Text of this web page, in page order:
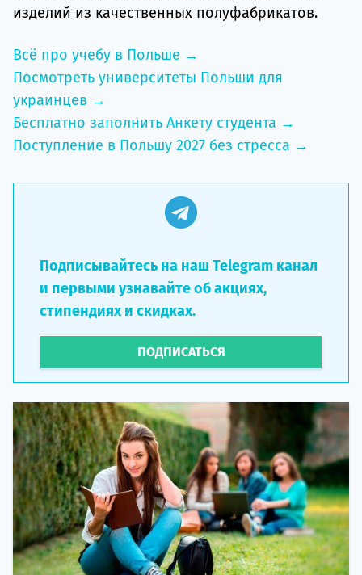
изделий из качественных полуфабрикатов.
Всё про учебу в Польше →
Посмотреть университеты Польши для
украинцев →
Бесплатно заполнить Анкету студента →
Поступление в Польшу 2027 без стресса →
Подписывайтесь на наш Telegram канал
и первыми узнавайте об акциях,
стипендиях и скидках.
ПОДПИСАТЬСЯ